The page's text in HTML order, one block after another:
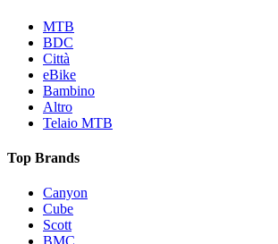
MTB
BDC
Città
eBike
Bambino
Altro
Telaio MTB
Top Brands
Canyon
Cube
Scott